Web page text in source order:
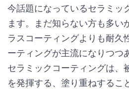
今話題になっているセラミッ
ます。まだ知らない方も多い
ラスコーティングよりも耐久
ーティングが主流になりつつ
セラミックコーティングは、
を発揮する、塗り重ねするこ